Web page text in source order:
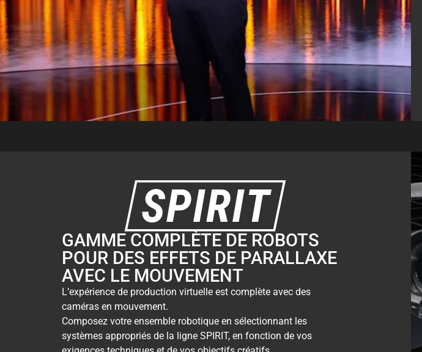
GAMME COMPLÈTE DE ROBOTS
POUR DES EFFETS DE PARALLAXE
AVEC LE MOUVEMENT
L’expérience de production virtuelle est complète avec des
caméras en mouvement.
Composez votre ensemble robotique en sélectionnant les
systèmes appropriés de la ligne SPIRIT, en fonction de vos